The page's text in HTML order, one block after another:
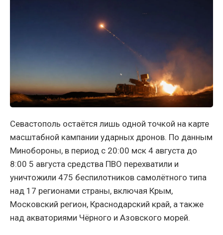
Севастополь остаётся лишь одной точкой на карте
масштабной кампании ударных дронов. По данным
Минобороны, в период с 20:00 мск 4 августа до
8:00 5 августа средства ПВО перехватили и
уничтожили 475 беспилотников самолётного типа
над 17 регионами страны, включая Крым,
Московский регион, Краснодарский край, а также
над акваториями Чёрного и Азовского морей.